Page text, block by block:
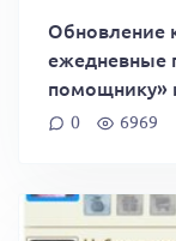
Обновление
ежедневные
помощнику»
0 6969